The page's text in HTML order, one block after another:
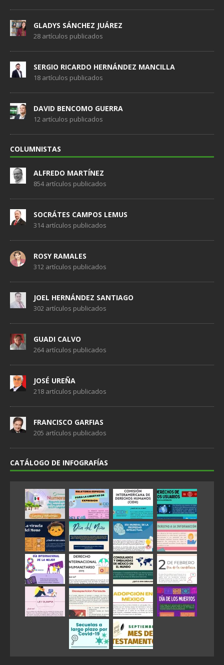
GLADYS SÁNCHEZ JUÁREZ
28 artículos publicados
SERGIO RICARDO HERNÁNDEZ MANCILLA
18 artículos publicados
DAVID BENCOMO GUERRA
12 artículos publicados
COLUMNISTAS
ALFREDO MARTÍNEZ
854 artículos publicados
SOCRÁTES CAMPOS LEMUS
314 artículos publicados
ROSY RAMALES
312 artículos publicados
JOEL HERNÁNDEZ SANTIAGO
302 artículos publicados
GUADI CALVO
264 artículos publicados
JOSÉ UREÑA
218 artículos publicados
FRANCISCO GARFIAS
205 artículos publicados
CATÁLOGO DE INFOGRAFÍAS